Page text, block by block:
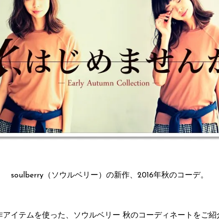
soulberry（ソウルベリー）の新作、2016年秋のコーデ。
アイテムを使った、ソウルベリー 秋のコーディネートをご紹